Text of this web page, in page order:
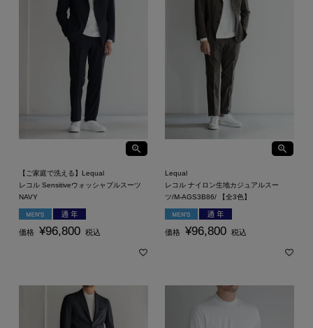
【ご家庭で洗える】Lequal
レコル Sensitiveウォッシャブルスーツ
NAVY
価格 ¥96,800 税込
Lequal
レコル ナイロン生地カジュアルスー
ツ/M-AGS3B86/ 【全3色】
価格 ¥96,800 税込